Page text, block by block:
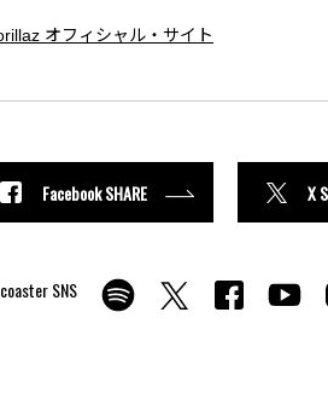
オフィシャル・サイト
Facebook SHARE X
SNS